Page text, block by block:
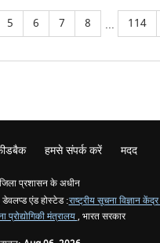
5 6 7 8 ... 114
हमसे संपर्क करें मदद
जिला प्रशासन के अधीन
एंड होस्टेड :राष्ट्रीय सूचना विज्ञान केंद्र
मंत्रालय, भारत सरकार